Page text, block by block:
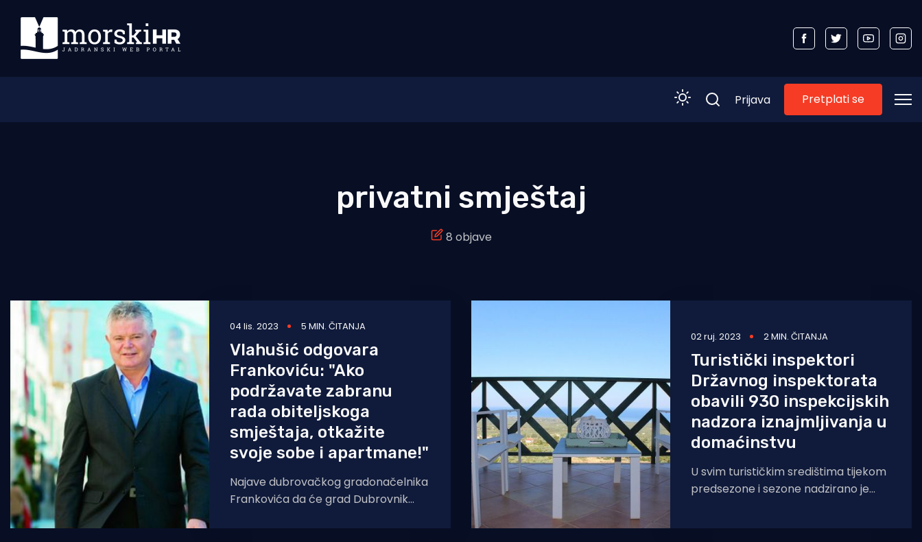
Turizam i nautika
Pomorstvo
Ribolov
Ekologija
Tradicija i kultura
Prijava Pretplati se
privatni smještaj
8 objave
04 lis. 2023 5 MIN. ČITANJA
Vlahušić odgovara
Frankoviću: "Ako
podržavate zabranu
rada obiteljskoga
smještaja, otkažite
svoje sobe i apartmane!"
Najave dubrovačkog gradonačelnika
Frankovića da će grad Dubrovnik
turizmu smanjiti broj postelja u
02 ruj. 2023 2 MIN. ČITANJA
Turistički inspektori
Državnog inspektorata
obavili 930 inspekcijskih
nadzora iznajmljivanja u
domaćinstvu
U svim turističkim središtima tijekom
predsezone i sezone nadzirano je